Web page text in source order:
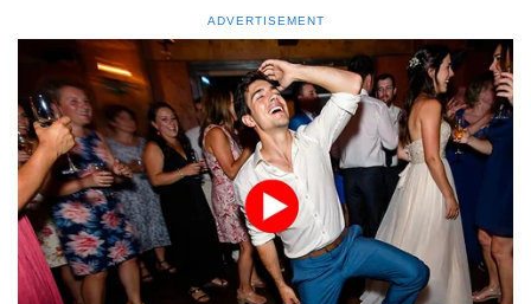
ADVERTISEMENT